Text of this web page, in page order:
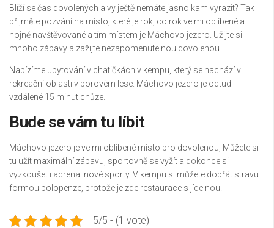
Blíží se čas dovolených a vy ještě nemáte jasno kam vyrazit? Tak
přijměte pozvání na místo, které je rok, co rok velmi oblíbené a
hojně navštěvované a tím místem je Máchovo jezero. Užijte si
mnoho zábavy a zažijte nezapomenutelnou dovolenou.
Nabízíme ubytování v chatičkách v kempu, který se nachází v
rekreační oblasti v borovém lese. Máchovo jezero je odtud
vzdálené 15 minut chůze.
Bude se vám tu líbit
Máchovo jezero je velmi oblíbené místo pro dovolenou, Můžete si
tu užít maximální zábavu, sportovně se vyžít a dokonce si
vyzkoušet i adrenalinové sporty. V kempu si můžete dopřát stravu
formou polopenze, protože je zde restaurace s jídelnou.
5/5 - (1 vote)